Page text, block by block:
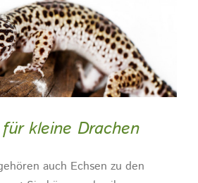
kleine Drachen
auch Echsen zu den